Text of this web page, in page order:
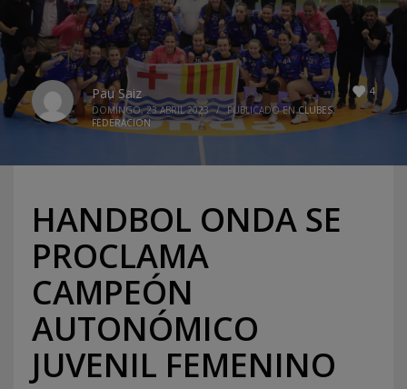
4
Pau Saiz
DOMINGO, 23 ABRIL 2023 / PUBLICADO ENCLUBES,
FEDERACION
HANDBOL ONDA SE
PROCLAMA
CAMPEÓN
AUTONÓMICO
JUVENIL FEMENINO